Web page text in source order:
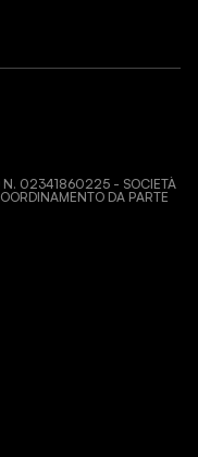
N. 02341860225 - SOCIETÀ
DA PARTE